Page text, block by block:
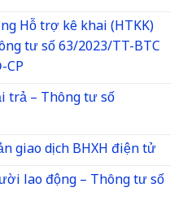
Hỗ trợ kê khai (HTKK)
tư số 63/2023/TT-BTC
trả – Thông tư số
giao dịch BHXH điện tử
lao động – Thông tư số